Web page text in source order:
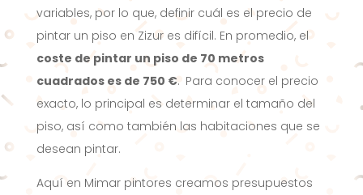
variables, por lo que, definir cuál es el precio de
pintar un piso en Zizur es difícil. En promedio, el
coste de pintar un piso de 70 metros
cuadrados es de 750 €. Para conocer el precio
exacto, lo principal es determinar el tamaño del
piso, así como también las habitaciones que se
desean pintar.
Aquí en Mimar pintores creamos presupuestos